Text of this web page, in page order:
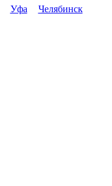
Уфа
Челябинск